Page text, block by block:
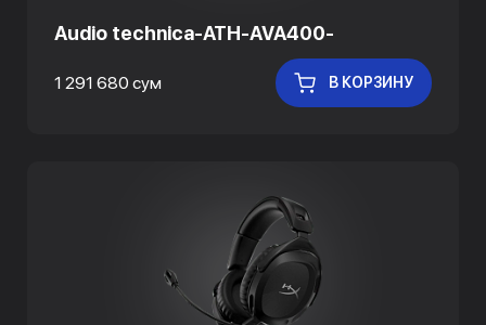
Audio technica-ATH-AVA400-
1 291 680 сум В КОРЗИНУ